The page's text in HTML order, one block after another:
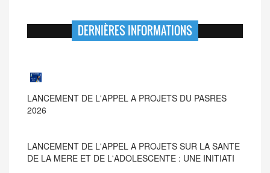
DERNIÈRES INFORMATIONS
LANCEMENT DE L'APPEL A PROJETS DU PASRES
2026
DE LA MERE ET DE L'ADOLESCENTE : UNE INITIATI